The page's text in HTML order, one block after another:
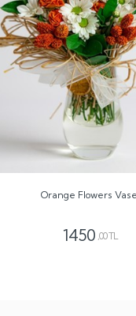
Orange Flowers Vase
1450 ,00 TL